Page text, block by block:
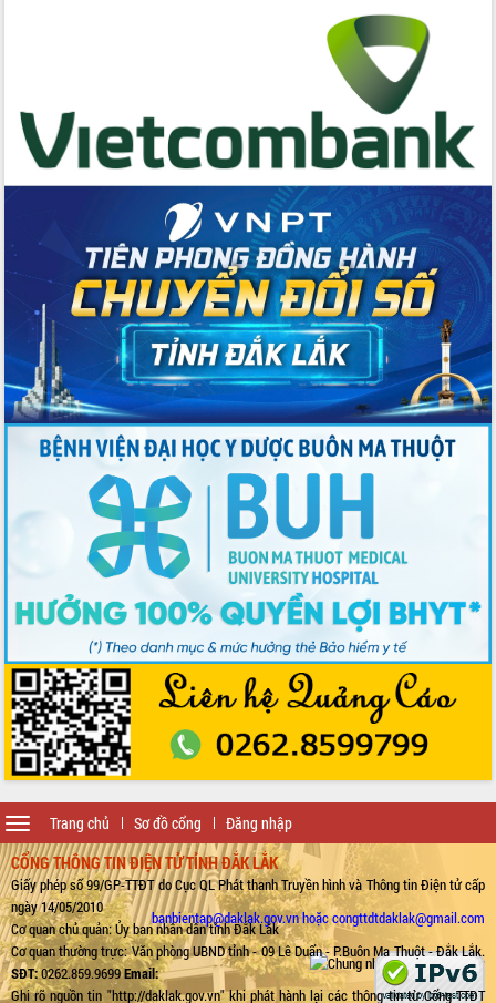
Trang chủ Sơ đồ cổng Đăng nhập
Toggle
navigation
CỔNG THÔNG TIN ĐIỆN TỬ TỈNH ĐẮK LẮK
Giấy phép số 99/GP-TTĐT do Cục QL Phát thanh Truyền hình và Thông tin Điện tử cấp
ngày 14/05/2010
Cơ quan chủ quản: Ủy ban nhân dân tỉnh Đắk Lắk
Cơ quan thường trực: Văn phòng UBND tỉnh - 09 Lê Duẩn - P.Buôn Ma Thuột - Đắk Lắk.
SĐT:0262.859.9699Email:
banbientap@daklak.gov.vn hoặc congttdtdaklak@gmail.com
Ghi rõ nguồn tin "http://daklak.gov.vn" khi phát hành lại các thông tin từ Cổng TTĐT